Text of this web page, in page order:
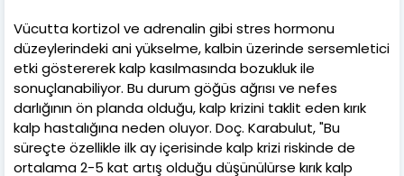
Vücutta kortizol ve adrenalin gibi stres hormonu
düzeylerindeki ani yükselme, kalbin üzerinde sersemletici
etki göstererek kalp kasılmasında bozukluk ile
sonuçlanabiliyor. Bu durum göğüs ağrısı ve nefes
darlığının ön planda olduğu, kalp krizini taklit eden kırık
kalp hastalığına neden oluyor. Doç. Karabulut, "Bu
süreçte özellikle ilk ay içerisinde kalp krizi riskinde de
ortalama 2-5 kat artış olduğu düşünülürse kırık kalp